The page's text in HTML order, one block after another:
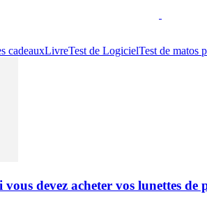
cadeauxLivreTest de LogicielTest de matos
devez acheter vos lunettes